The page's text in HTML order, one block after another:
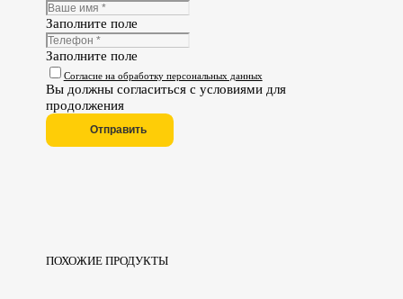
Заполните поле
Заполните поле
Согласие на обработку персональных данных
Вы должны согласиться с условиями для
продолжения
Отправить
ПОХОЖИЕ ПРОДУКТЫ